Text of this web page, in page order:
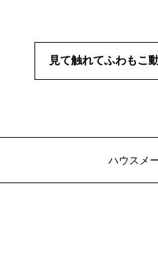
見て触れてふわもこ
ハウスメ